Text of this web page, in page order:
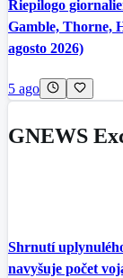
Riepilogo
Gamble, Thorne,
agosto 2026)
5 ago
GNEWS
Shrnutí
navyšuje počet